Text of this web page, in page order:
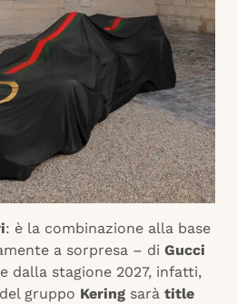
: è la combinazione alla base
a sorpresa – di Gucci
dalla stagione 2027, infatti,
gruppo Kering sarà title